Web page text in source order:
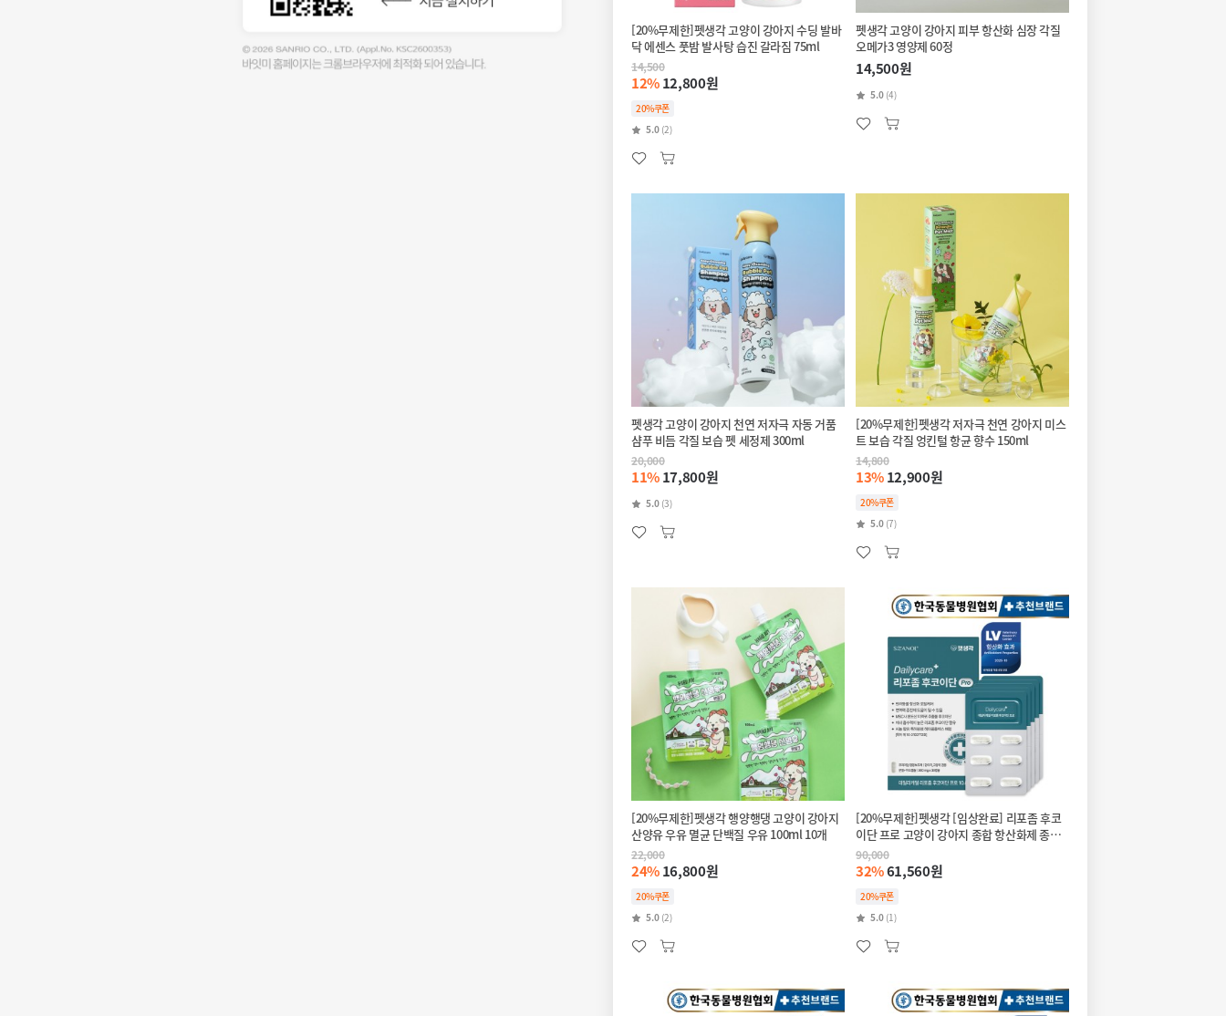
[20%무제한]펫생각 고양이 강아지 수딩 발바
닥 에센스 풋밤 발사탕 습진 갈라짐 75ml
14,500
12%12,800원
20%쿠폰
5.0 (2)
펫생각 고양이 강아지 피부 항산화 심장 각질
오메가3 영양제 60정
14,500원
5.0 (4)
펫생각 고양이 강아지 천연 저자극 자동 거품
샴푸 비듬 각질 보습 펫 세정제 300ml
20,000
11%17,800원
5.0 (3)
[20%무제한]펫생각 저자극 천연 강아지 미스
트 보습 각질 엉킨털 항균 향수 150ml
14,800
13%12,900원
20%쿠폰
5.0 (7)
[20%무제한]펫생각 행양행댕 고양이 강아지
산양유 우유 멸균 단백질 우유 100ml 10개
22,000
24%16,800원
20%쿠폰
5.0 (2)
[20%무제한]펫생각 [임상완료] 리포좀 후코
이단 프로 고양이 강아지 종합 항산화제 종양
항염 영양제 30정
90,000
32%61,560원
20%쿠폰
5.0 (1)